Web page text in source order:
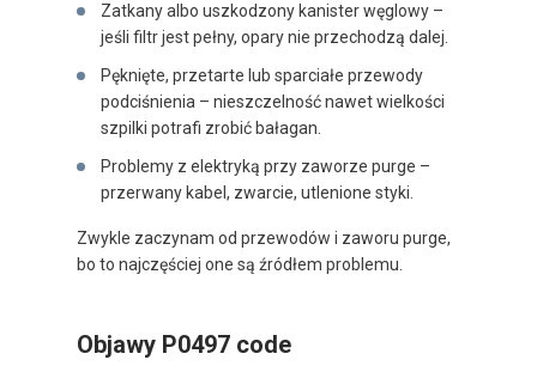
Zatkany albo uszkodzony kanister węglowy –
jeśli filtr jest pełny, opary nie przechodzą dalej.
Pęknięte, przetarte lub sparciałe przewody
podciśnienia – nieszczelność nawet wielkości
szpilki potrafi zrobić bałagan.
Problemy z elektryką przy zaworze purge –
przerwany kabel, zwarcie, utlenione styki.
Zwykle zaczynam od przewodów i zaworu purge,
bo to najczęściej one są źródłem problemu.
Objawy P0497 code